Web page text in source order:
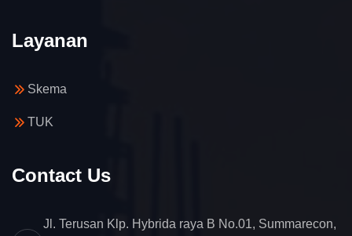
Layanan
Skema
TUK
Contact Us
Jl. Terusan Klp. Hybrida raya B No.01, Summarecon,